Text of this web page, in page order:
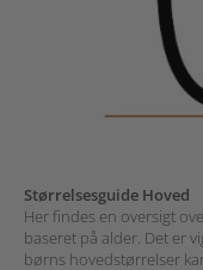
Størrelsesguide Hoved
Her findes en oversigt
baseret på alder. Det er
børns hovedstørrelser